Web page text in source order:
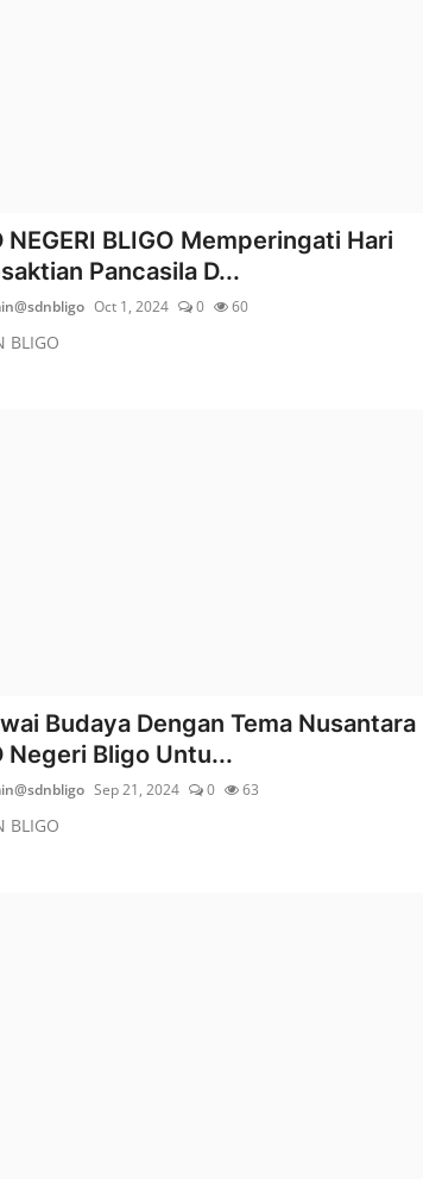
NEGERI BLIGO Memperingati Hari
Pancasila D...
Oct 1, 2024 0 60
BLIGO
Budaya Dengan Tema Nusantara
Negeri Bligo Untu...
Sep 21, 2024 0 63
BLIGO